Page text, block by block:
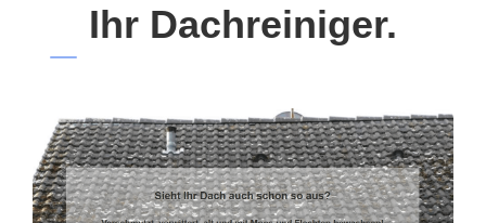
Ihr Dachreiniger.